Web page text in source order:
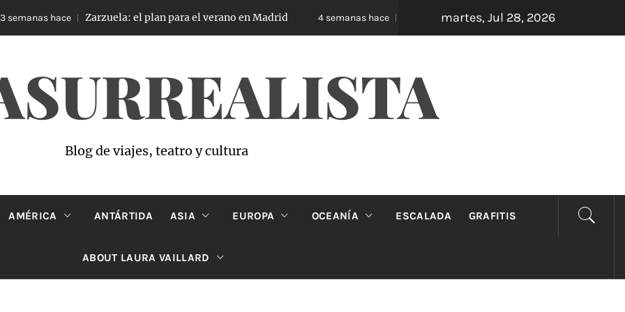
hace Zarzuela: el plan para el verano en Madrid 4 semanas hace Oveja Negra: el unipersonal que se ríe de los
martes, Jul 28, 2026
Blog de viajes, teatro y cultura
AMÉRICA ANTÁRTIDA ASIA EUROPA OCEANÍA ESCALADA GRAFITIS
ABOUT LAURA VAILLARD